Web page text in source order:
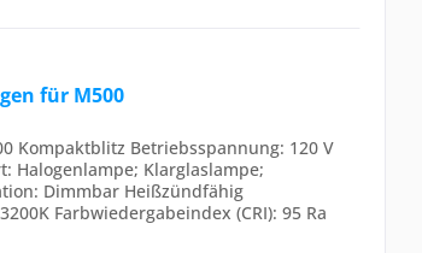
für M500
Kompaktblitz Betriebsspannung: 120 V
Halogenlampe; Klarglaslampe;
Dimmbar Heißzündfähig
Farbwiedergabeindex (CRI): 95 Ra